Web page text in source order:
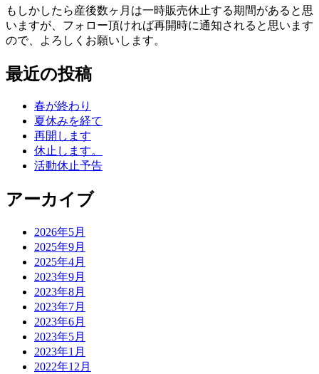
もしかしたら産後数ヶ月は一時販売休止する期間があると思
いますが、フォロー頂ければ再開時に通知されると思います
ので、よろしくお願いします。
投
シ
最近の投稿
春が終わり
夏休みを経て
再開します
休止します。
活動休止予告
アーカイブ
2026年5月
2025年9月
2025年4月
2023年9月
2023年8月
2023年7月
2023年6月
2023年5月
2023年1月
2022年12月